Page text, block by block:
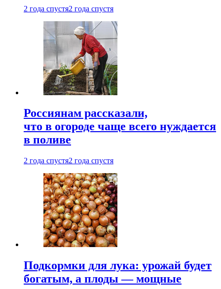
2 года спустя2 года спустя
Россиянам рассказали,
что в огороде чаще всего нуждается
в поливе
2 года спустя2 года спустя
Подкормки для лука: урожай будет
богатым, а плоды — мощные